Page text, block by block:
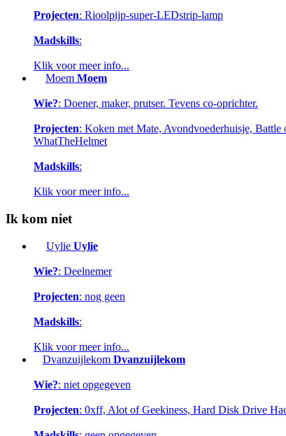
Projecten: Rioolpijp-super-LEDstrip-lamp
Madskills:
Klik voor meer info...
Moem Moem
Wie?: Doener, maker, prutser. Tevens co-oprichter.
Projecten: Koken met Mate, Avondvoederhuisje,
WhatTheHelmet
Madskills:
Klik voor meer info...
Ik kom niet
Uylie Uylie
Wie?: Deelnemer
Projecten: nog geen
Madskills:
Klik voor meer info...
Dvanzuijlekom Dvanzuijlekom
Wie?: niet opgegeven
Projecten: 0xff, Alot of Geekiness, Hard Disk Drive